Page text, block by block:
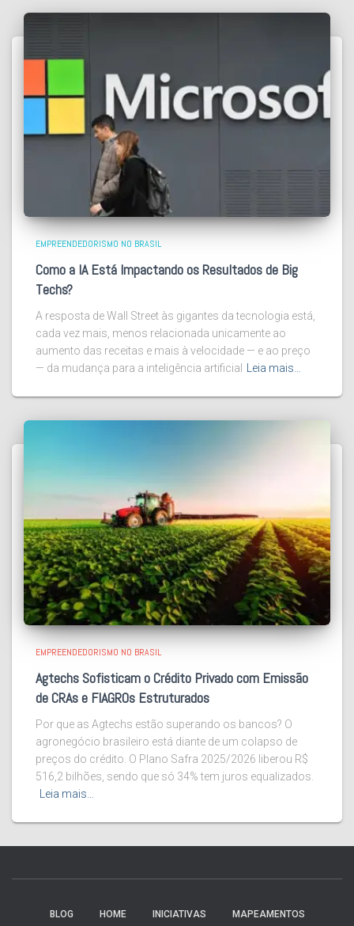
EMPREENDEDORISMO NO BRASIL
Como a IA Está Impactando os Resultados de Big
Techs?
A resposta de Wall Street às gigantes da tecnologia está,
cada vez mais, menos relacionada unicamente ao
aumento das receitas e mais à velocidade — e ao preço
— da mudança para a inteligência artificial
Leia mais…
EMPREENDEDORISMO NO BRASIL
Agtechs Sofisticam o Crédito Privado com Emissão
de CRAs e FIAGROs Estruturados
Por que as Agtechs estão superando os bancos? O
agronegócio brasileiro está diante de um colapso de
preços do crédito. O Plano Safra 2025/2026 liberou R$
516,2 bilhões, sendo que só 34% tem juros equalizados.
Leia mais…
BLOG HOME INICIATIVAS MAPEAMENTOS